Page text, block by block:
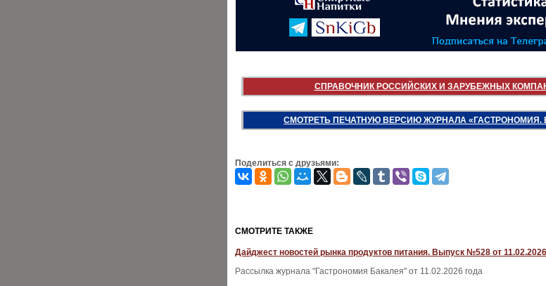
СПРАВОЧНИК РОССИЙСКИХ И ЗАРУБЕЖНЫХ
СМОТРЕТЬ ПЕЧАТНУЮ ВЕРСИЮ ЖУРНАЛА «ГАСТРОНОМИЯ.
Поделиться с друзьями:
CМОТРИТЕ ТАКЖЕ
Дайджест новостей рынка продуктов питания. Выпуск №528 от 11.02.2026
Рассылка журнала "Гастрономия Бакалея" от 11.02.2026 года